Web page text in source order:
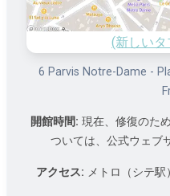
(新しい
6 Parvis Notre-Dame -
開館時間: 現在、修復のた
ついては、公式ウェブ
アクセス: メトロ（シテ駅